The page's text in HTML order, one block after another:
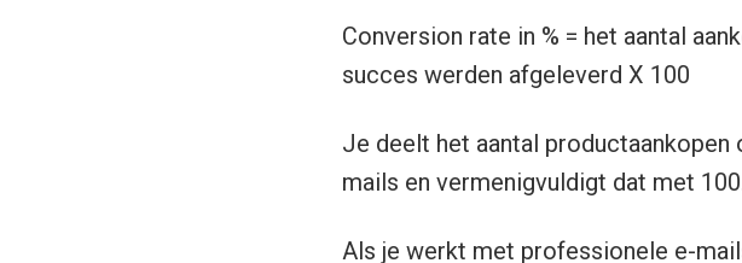
Conversion rate in % = het aantal
succes werden afgeleverd X 100
Je deelt het aantal
mails en vermenigvuldigt dat met
Als je werkt met professionele e-